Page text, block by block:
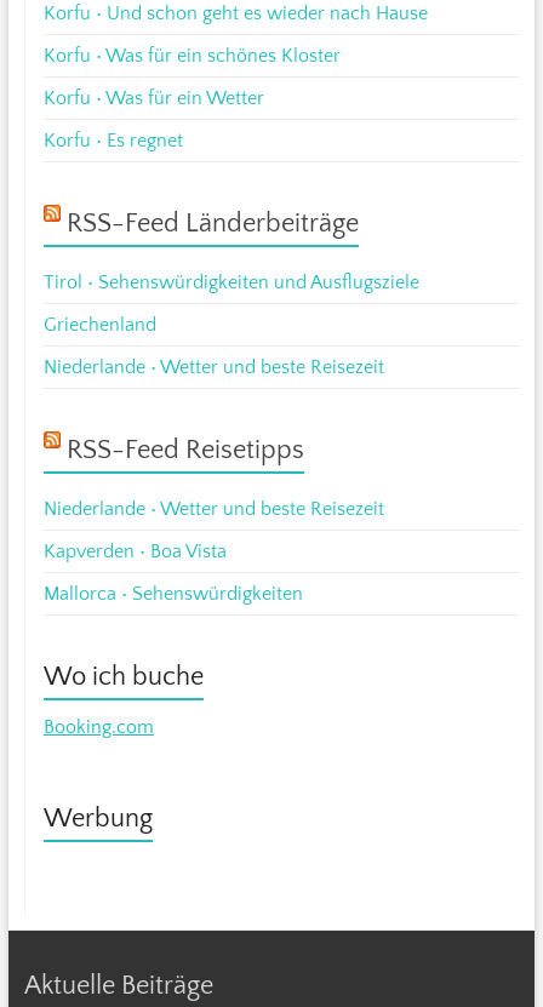
Korfu • Und schon geht es wieder nach Hause
Korfu • Was für ein schönes Kloster
Korfu • Was für ein Wetter
Korfu • Es regnet
RSS-Feed Länderbeiträge
Tirol • Sehenswürdigkeiten und Ausflugsziele
Griechenland
Niederlande • Wetter und beste Reisezeit
RSS-Feed Reisetipps
Niederlande • Wetter und beste Reisezeit
Kapverden • Boa Vista
Mallorca • Sehenswürdigkeiten
Wo ich buche
Booking.com
Werbung
Aktuelle Beiträge